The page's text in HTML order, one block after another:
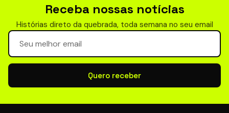
Receba nossas notícias
Histórias direto da quebrada, toda semana no seu email
Seu email para newsletter
Quero receber